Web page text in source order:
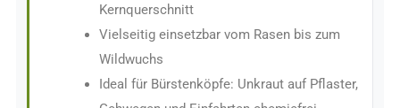
Kernquerschnitt
Vielseitig einsetzbar vom Rasen bis zum
Wildwuchs
Ideal für Bürstenköpfe: Unkraut auf Pflaster,